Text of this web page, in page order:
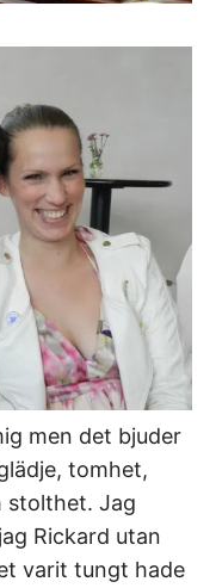
men det bjuder
tomhet,
stolthet. Jag
Rickard utan
varit tungt hade